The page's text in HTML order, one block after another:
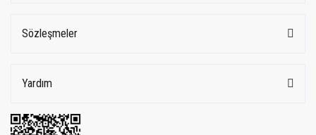
Sözleşmeler
Yardım